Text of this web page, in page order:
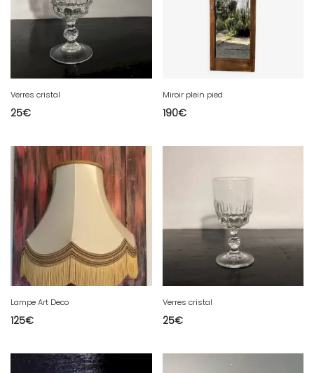
Verres cristal
25€
Miroir plein pied
190€
Lampe Art Deco
125€
Verres cristal
25€